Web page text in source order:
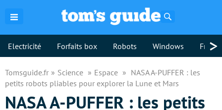
Electricité Forfaits box Robots Windows >
Tomsguide.fr Science Espace
NASA A-PUFFER : les
petits robots pliables pour explorer la Lune et Mars
NASA A-PUFFER : les petits